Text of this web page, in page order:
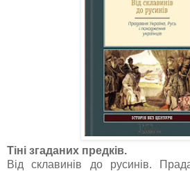
Тіні згаданих предків.
Від склавинів до русинів.